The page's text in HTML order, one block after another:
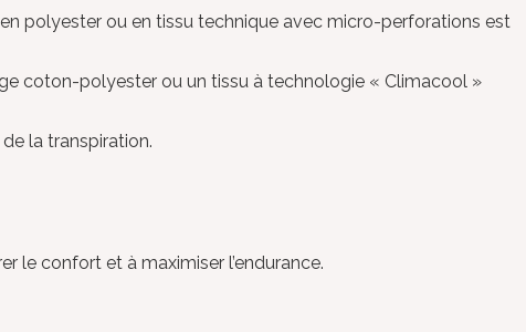
polyester ou en tissu technique avec micro-perforations est
coton-polyester ou un tissu à technologie « Climacool »
la transpiration.
le confort et à maximiser l’endurance.